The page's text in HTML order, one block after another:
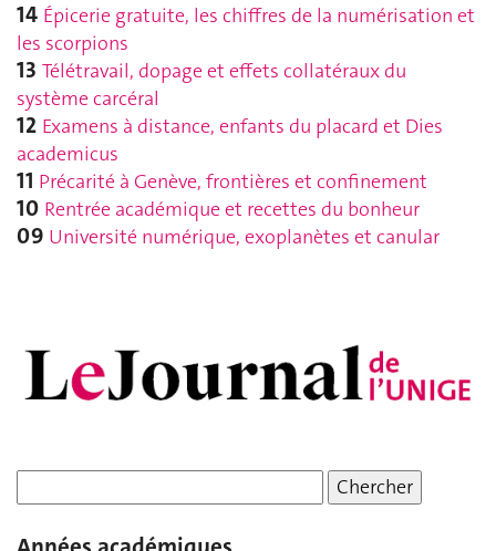
14 Épicerie gratuite, les chiffres de la numérisation et
les scorpions
13 Télétravail, dopage et effets collatéraux du
système carcéral
12 Examens à distance, enfants du placard et Dies
academicus
11 Précarité à Genève, frontières et confinement
10 Rentrée académique et recettes du bonheur
09 Université numérique, exoplanètes et canular